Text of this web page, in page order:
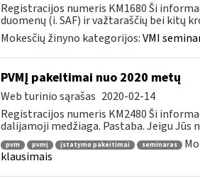
Registracijos numeris KM1680 Ši
duomenų (i. SAF) ir važtaraščių bei kitų
Mokesčių žinyno kategorijos:VMI
PVMĮ pakeitimai nuo 2020 metų
Web turinio sąrašas 2020-02-14
Registracijos numeris KM2480 Ši
dalijamoji medžiaga. Pastaba. Jeigu
pvm pvmį įstatymo pakeitimai seminaras
klausimais